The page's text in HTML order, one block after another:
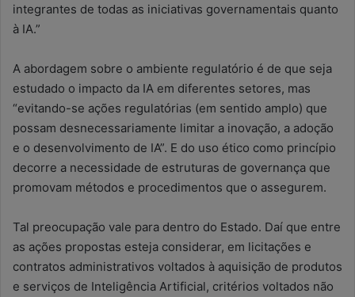
integrantes de todas as iniciativas governamentais quanto
à IA.”
A abordagem sobre o ambiente regulatório é de que seja
estudado o impacto da IA em diferentes setores, mas
“evitando-se ações regulatórias (em sentido amplo) que
possam desnecessariamente limitar a inovação, a adoção
e o desenvolvimento de IA”. E do uso ético como princípio
decorre a necessidade de estruturas de governança que
promovam métodos e procedimentos que o assegurem.
Tal preocupação vale para dentro do Estado. Daí que entre
as ações propostas esteja considerar, em licitações e
contratos administrativos voltados à aquisição de produtos
e serviços de Inteligência Artificial, critérios voltados não